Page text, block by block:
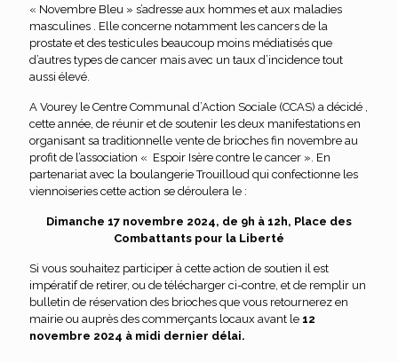
« Novembre Bleu » s’adresse aux hommes et aux maladies
masculines . Elle concerne notamment les cancers de la
prostate et des testicules beaucoup moins médiatisés que
d’autres types de cancer mais avec un taux d’incidence tout
aussi élevé.
A Vourey le Centre Communal d’Action Sociale (CCAS) a décidé ,
cette année, de réunir et de soutenir les deux manifestations en
organisant sa traditionnelle vente de brioches fin novembre au
profit de l’association « Espoir Isère contre le cancer ». En
partenariat avec la boulangerie Trouilloud qui confectionne les
viennoiseries cette action se déroulera le :
Dimanche 17 novembre 2024, de 9h à 12h, Place des
Combattants pour la Liberté
Si vous souhaitez participer à cette action de soutien il est
impératif de retirer, ou de télécharger ci-contre, et de remplir un
bulletin de réservation des brioches que vous retournerez en
mairie ou auprès des commerçants locaux avant le 12
novembre 2024 à midi dernier délai.